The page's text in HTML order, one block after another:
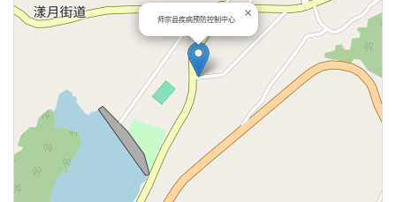
师宗县疾病预防控制中心 ×